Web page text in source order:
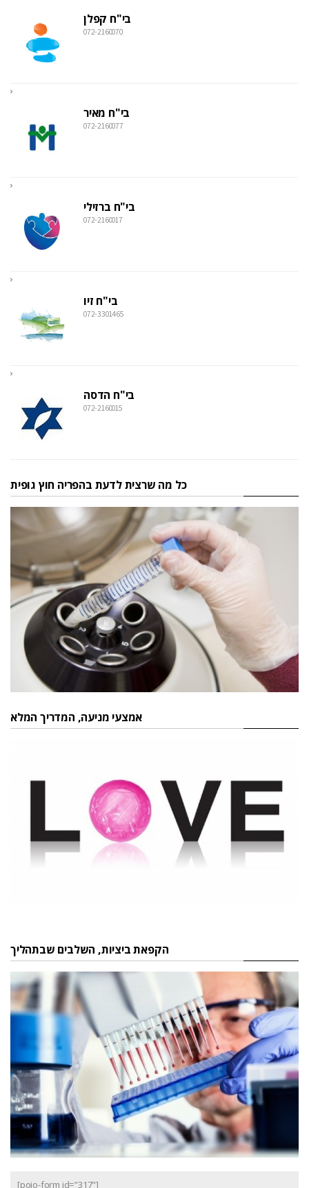
בי"ח קפלן
072-2160070
בי"ח מאיר
072-2160077
בי"ח ברזילי
072-2160017
בי"ח זיו
072-3301465
בי"ח הדסה
072-2160015
כל מה שרצית לדעת בהפריה חוץ גופית
אמצעי מניעה, המדריך המלא
הקפאת ביציות, השלבים שבתהליך
[pojo-form id="317"]